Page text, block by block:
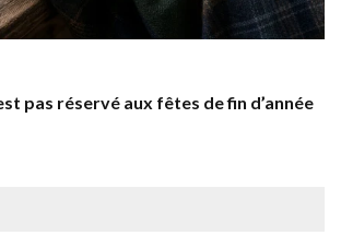
pas réservé aux fêtes de fin d’année